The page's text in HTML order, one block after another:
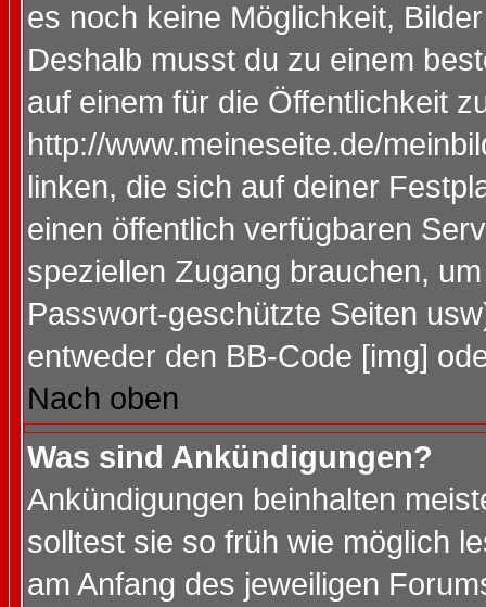
es noch keine Möglichkeit,
Deshalb musst du zu einem
auf einem für die Öffentlichkeit
http://www.meineseite.de/
linken, die sich auf deiner
einen öffentlich verfügbaren
speziellen Zugang brauchen,
Passwort-geschützte Seiten
entweder den BB-Code [img]
Nach oben
Was sind Ankündigungen?
Ankündigungen beinhalten
solltest sie so früh wie möglich
am Anfang des jeweiligen